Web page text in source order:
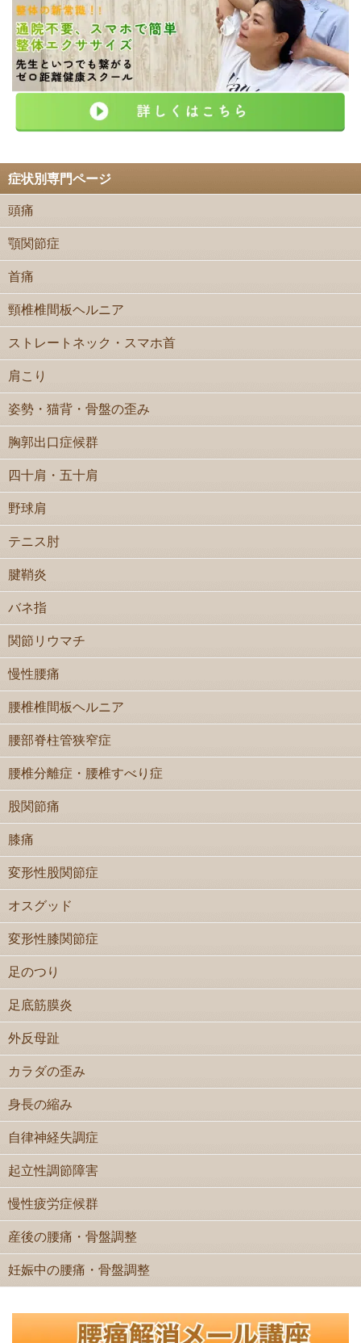
症状別専門ページ
頭痛
顎関節症
首痛
頸椎椎間板ヘルニア
ストレートネック・スマホ首
肩こり
姿勢・猫背・骨盤の歪み
胸郭出口症候群
四十肩・五十肩
野球肩
テニス肘
腱鞘炎
バネ指
関節リウマチ
慢性腰痛
腰椎椎間板ヘルニア
腰部脊柱管狭窄症
腰椎分離症・腰椎すべり症
股関節痛
膝痛
変形性股関節症
オスグッド
変形性膝関節症
足のつり
足底筋膜炎
外反母趾
カラダの歪み
身長の縮み
自律神経失調症
起立性調節障害
慢性疲労症候群
産後の腰痛・骨盤調整
妊娠中の腰痛・骨盤調整